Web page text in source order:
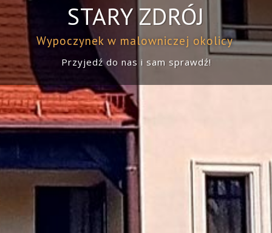
STARY ZDRÓJ
Wypoczynek w malowniczej okolicy
Przyjedź do nas i sam sprawdź!